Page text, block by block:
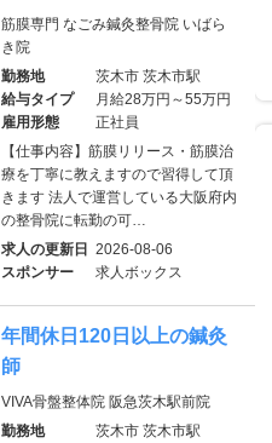
筋膜専門 なごみ鍼灸整骨院 いばら
き院
勤務地
茨木市 茨木市駅
給与タイプ
月給28万円～55万円
雇用形態
正社員
【仕事内容】筋膜リリース・筋膜治
療を丁寧に教えますので習得して頂
きます 法人で運営している大阪府内
の整骨院に転勤の可…
求人の更新日 2026-08-06
スポンサー
求人ボックス
年間休日120日以上の鍼灸
師
VIVA骨盤整体院 阪急茨木駅前院
勤務地
茨木市 茨木市駅